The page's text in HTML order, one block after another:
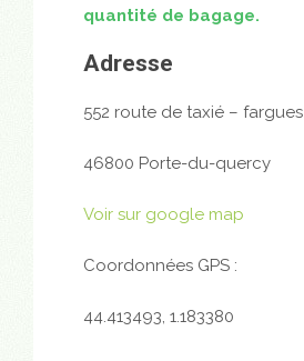
quantité de bagage.
Adresse
552 route de taxié – fargues
46800 Porte-du-quercy
Voir sur google map
Coordonnées GPS :
44.413493, 1.183380